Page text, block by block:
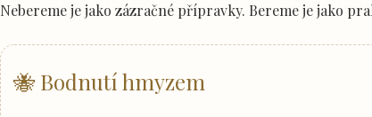
Nebereme je jako zázračné přípravky. Bereme je jako
🐝 Bodnutí hmyzem